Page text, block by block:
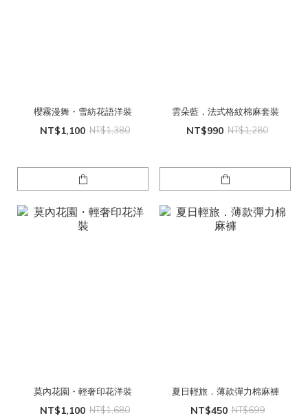
櫻霧漫舞・雪紡花語洋裝
NT$1,100 NT$1,380
雲朵藍．法式格紋棉麻套裝
NT$990 NT$1,280
莫內花園・輕奢印花洋裝
NT$1,100 NT$1,680
夏日輕旅．薄款彈力棉麻褲
NT$450 NT$699